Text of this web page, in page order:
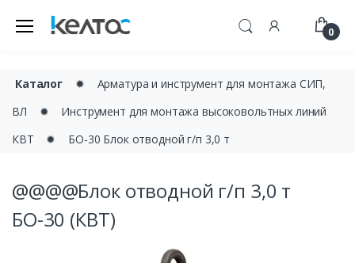
0
Каталог ✹
Арматура и инструмент для монтажа СИП,
ВЛ
✹
Инструмент для монтажа высоковольтных линий
КВТ
✹ БО-30 Блок отводной г/п 3,0 т
@@@@Блок отводной г/п 3,0 т
БО-30 (КВТ)